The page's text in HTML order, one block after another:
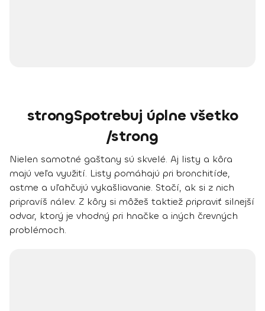
strongSpotrebuj úplne všetko
/strong
Nielen samotné gaštany sú skvelé. Aj listy a kôra
majú veľa využití. Listy pomáhajú pri bronchitíde,
astme a uľahčujú vykašliavanie. Stačí, ak si z nich
pripravíš nálev. Z kôry si môžeš taktiež pripraviť silnejší
odvar, ktorý je vhodný pri hnačke a iných črevných
problémoch.